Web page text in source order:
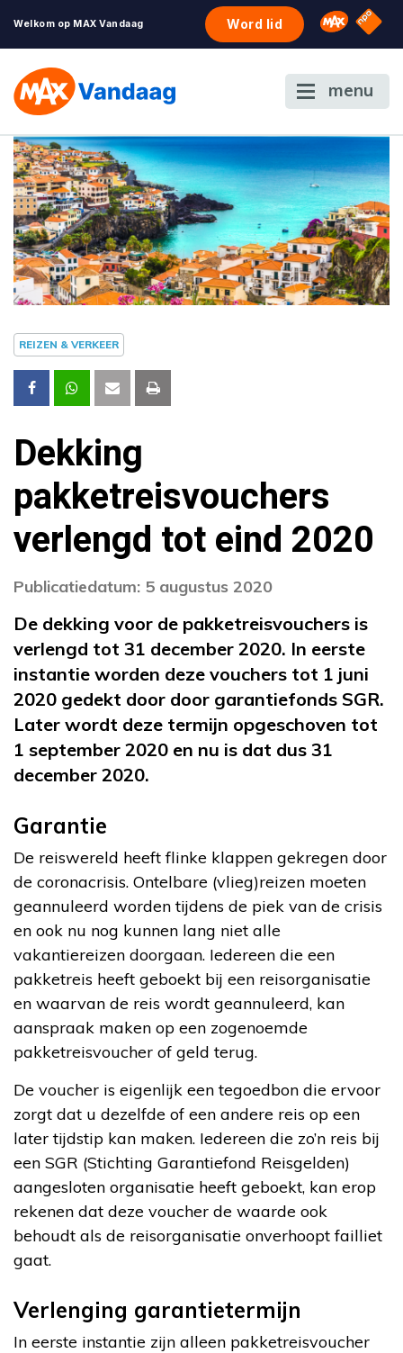
Welkom op MAX Vandaag Word lid Omroep
NPO
menu
REIZEN & VERKEER
Dekking
pakketreisvouchers
verlengd tot eind 2020
Publicatiedatum: 5 augustus 2020
De dekking voor de pakketreisvouchers is
verlengd tot 31 december 2020. In eerste
instantie worden deze vouchers tot 1 juni
2020 gedekt door door garantiefonds SGR.
Later wordt deze termijn opgeschoven tot
1 september 2020 en nu is dat dus 31
december 2020.
Garantie
De reiswereld heeft flinke klappen gekregen door
de coronacrisis. Ontelbare (vlieg)reizen moeten
geannuleerd worden tijdens de piek van de crisis
en ook nu nog kunnen lang niet alle
vakantiereizen doorgaan. Iedereen die een
pakketreis heeft geboekt bij een reisorganisatie
en waarvan de reis wordt geannuleerd, kan
aanspraak maken op een zogenoemde
pakketreisvoucher of geld terug.
De voucher is eigenlijk een tegoedbon die ervoor
zorgt dat u dezelfde of een andere reis op een
later tijdstip kan maken. Iedereen die zo’n reis bij
een SGR (Stichting Garantiefond Reisgelden)
aangesloten organisatie heeft geboekt, kan erop
rekenen dat deze voucher de waarde ook
behoudt als de reisorganisatie onverhoopt failliet
gaat.
Verlenging garantietermijn
In eerste instantie zijn alleen pakketreisvoucher